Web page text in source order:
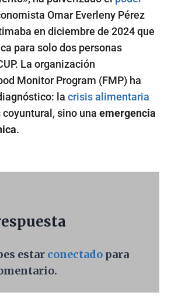
Omar Everleny Pérez
en diciembre de 2024 que
para solo dos personas
La organización
Monitor Program (FMP) ha
la crisis alimentaria
coyuntural, sino una emergencia
.
estar conectado para